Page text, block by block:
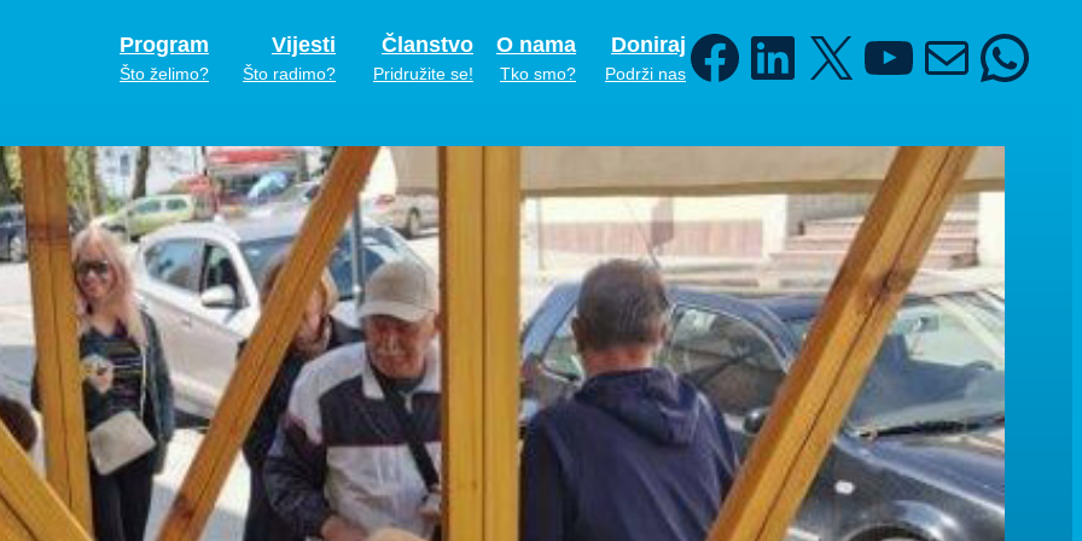
Program
Što želimo?
Vijesti
Što radimo?
Članstvo
Pridružite se!
O nama
Tko smo?
Doniraj
Podrži nas
FacebookLinkedIn
X YouTube
Mail